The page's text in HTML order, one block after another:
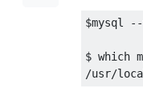
$mysql --
$ which
/usr/